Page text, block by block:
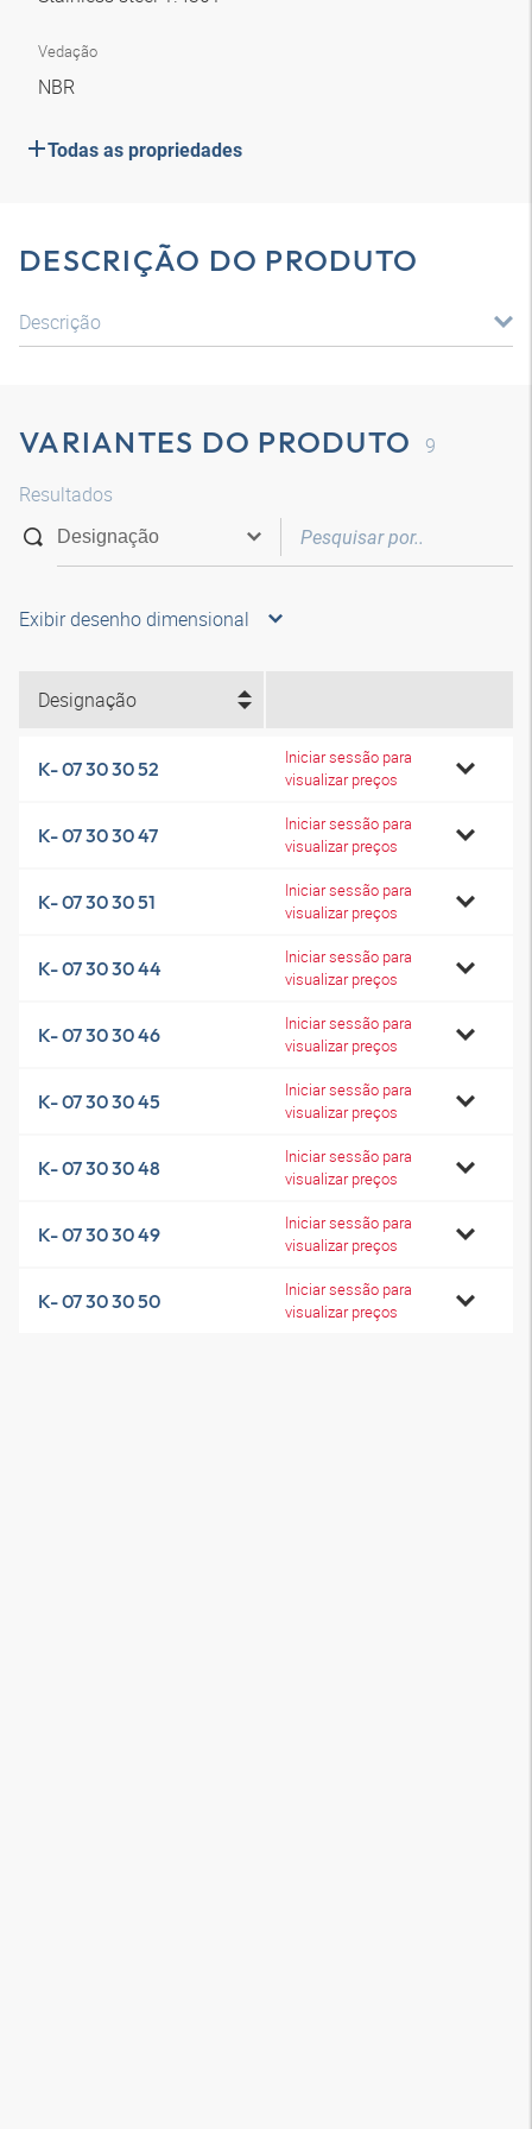
Vedação
NBR
Todas as propriedades
DESCRIÇÃO DO PRODUTO
Descrição
VARIANTES DO PRODUTO
9
Resultados
Exibir desenho dimensional
Designação
K- 07 30 30 52
Iniciar sessão para
visualizar preços
K- 07 30 30 47
Iniciar sessão para
visualizar preços
K- 07 30 30 51
Iniciar sessão para
visualizar preços
K- 07 30 30 44
Iniciar sessão para
visualizar preços
K- 07 30 30 46
Iniciar sessão para
visualizar preços
K- 07 30 30 45
Iniciar sessão para
visualizar preços
K- 07 30 30 48
Iniciar sessão para
visualizar preços
K- 07 30 30 49
Iniciar sessão para
visualizar preços
K- 07 30 30 50
Iniciar sessão para
visualizar preços